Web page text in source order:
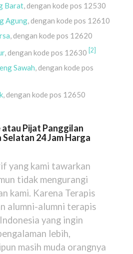
Barat, dengan kode pos 12530
Agung, dengan kode pos 12610
, dengan kode pos 12620
, dengan kode pos 12630 [2]
Sawah, dengan kode pos
, dengan kode pos 12650
atau Pijat Panggilan
24 Jam Harga
yang kami tawarkan
tidak mengurangi
kami. Karena Terapis
alumni-alumni terapis
yang ingin
lebih,
masih muda orangnya